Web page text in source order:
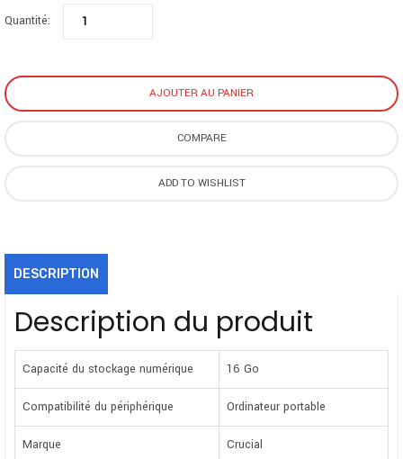
niveau du composant et du module, mais également sur 42 années
broches = 260 broches, Vitesse PC = PC4-21300, Tension = 1,2V,
Quantité:
AJOUTER AU PANIER
COMPARE
ADD TO WISHLIST
DESCRIPTION
Description du produit
Capacité du stockage numérique 16 Go
Compatibilité du périphérique Ordinateur portable
Marque Crucial